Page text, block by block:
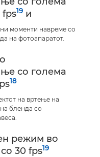
fps19 и
моменти навреме со
на фотоапаратот.
со голема
18
на вртење на
бленда со
режим во
30 fps19